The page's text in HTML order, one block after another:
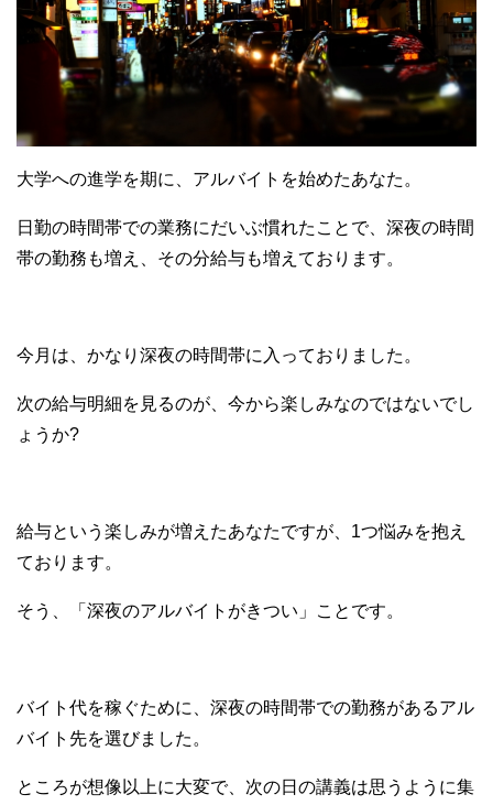
大学への進学を期に、アルバイトを始めたあなた。
日勤の時間帯での業務にだいぶ慣れたことで、深夜の時間
帯の勤務も増え、その分給与も増えております。
今月は、かなり深夜の時間帯に入っておりました。
次の給与明細を見るのが、今から楽しみなのではないでし
ょうか?
給与という楽しみが増えたあなたですが、1つ悩みを抱え
ております。
そう、「深夜のアルバイトがきつい」ことです。
バイト代を稼ぐために、深夜の時間帯での勤務があるアル
バイト先を選びました。
ところが想像以上に大変で、次の日の講義は思うように集